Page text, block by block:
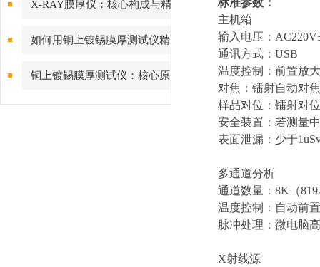
X-RAY膜厚仪：核心构成与精
密协作的科技密码
如何用铜上镀锡膜厚测试仪精
准管控PCB可焊性镀锡层的厚
铜上镀锡膜厚测试仪：核心原
理与精度差异深度解析
标准参数：
主机箱
输入电压：
通讯方式：USB
温度控制：前置放
对焦：镭射自动对焦
样品对位：镭射对位
安全装置：若测量
表面泄漏：少于
多通道分析
通道数量：8K（
温度控制：自动前
脉冲处理：微电脑
X射线源